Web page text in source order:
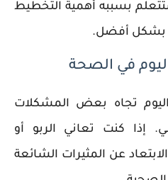
بسببه أهمية التخطيط
بشكل أفضل.
في الصحة
تجاه بعض المشكلات
إذا كنت تعاني الربو أو
عن المثيرات الشائعة